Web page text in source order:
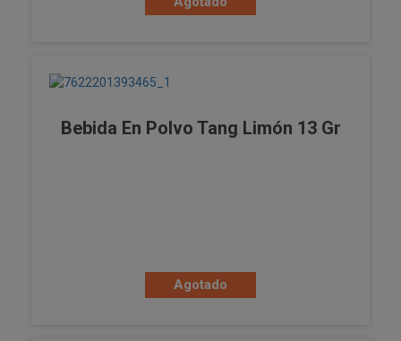
Bebida En Polvo Tang Limón 13 Gr
Agotado